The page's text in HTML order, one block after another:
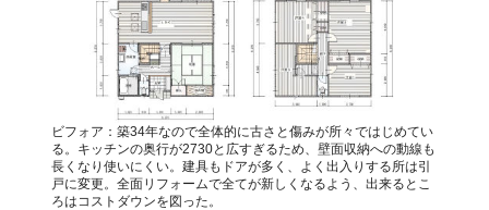
ビフォア：築34年なので全体的に古さと傷みが所々ではじめてい
る。キッチンの奥行が2730と広すぎるため、壁面収納への動線も
長くなり使いにくい。建具もドアが多く、よく出入りする所は引
戸に変更。全面リフォームで全てが新しくなるよう、出来るとこ
ろはコストダウンを図った。